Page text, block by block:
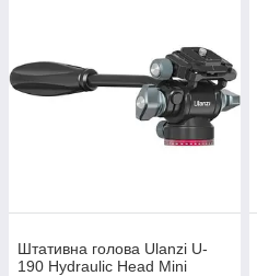
Штативна голова Ulanzi U-
190 Hydraulic Head Mini